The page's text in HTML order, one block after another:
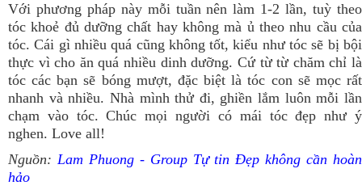
Với phương pháp này mỗi tuần nên làm 1-2 lần, tuỳ theo
tóc khoẻ đủ dưỡng chất hay không mà ủ theo nhu cầu của
tóc. Cái gì nhiều quá cũng không tốt, kiểu như tóc sẽ bị bội
thực vì cho ăn quá nhiều dinh dưỡng. Cứ từ từ chăm chỉ là
tóc các bạn sẽ bóng mượt, đặc biệt là tóc con sẽ mọc rất
nhanh và nhiều. Nhà mình thử đi, ghiền lắm luôn mỗi lần
chạm vào tóc. Chúc mọi người có mái tóc đẹp như ý
nghen. Love all!
Nguồn: Lam Phuong - Group Tự tin Đẹp không cần hoàn
hảo